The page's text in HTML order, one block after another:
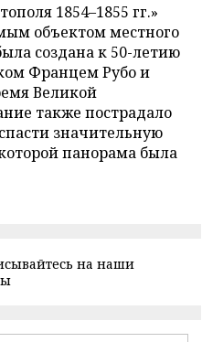
1854–1855 гг.»
объектом местного
создана к 50-летию
Францем Рубо и
Великой
также пострадало
значительную
панорама была
на наши